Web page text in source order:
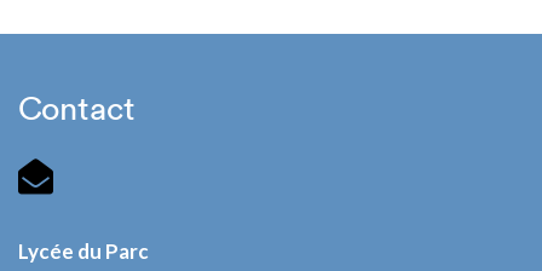
Contact
Lycée du Parc